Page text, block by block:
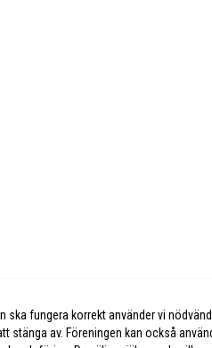
ska fungera korrekt använder vi
stänga av. Föreningen kan också